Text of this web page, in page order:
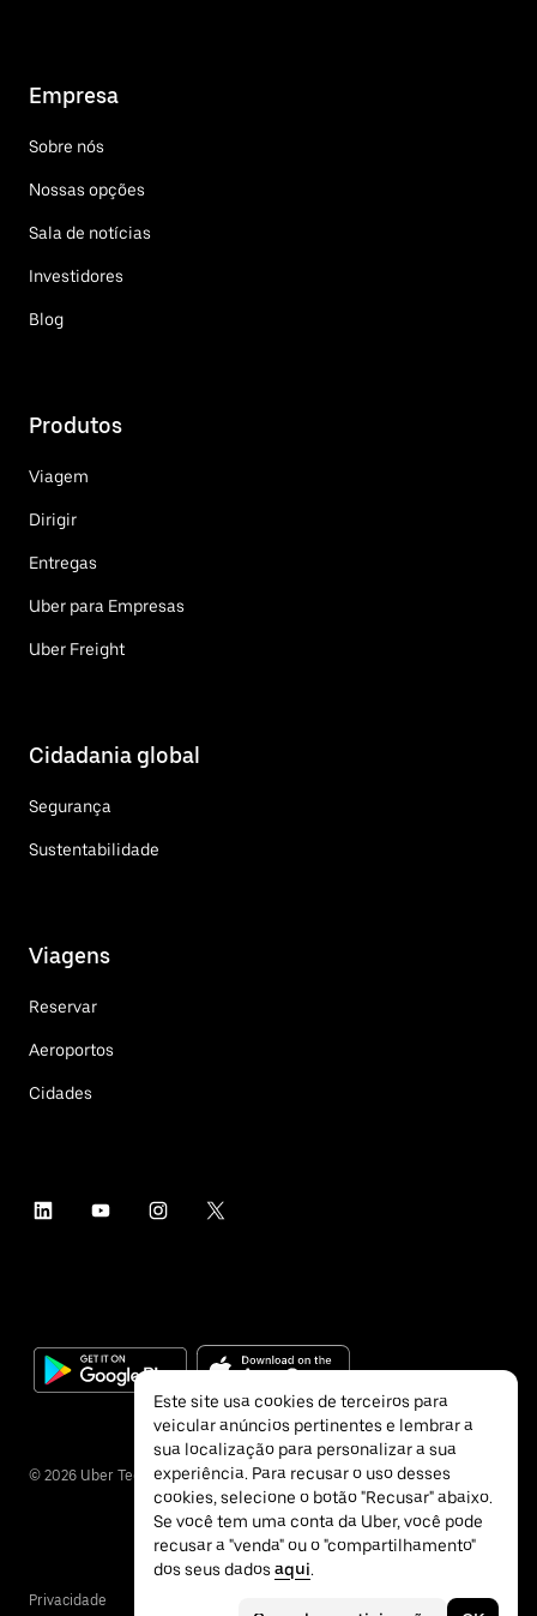
Empresa
Sobre nós
Nossas opções
Sala de notícias
Investidores
Blog
Produtos
Viagem
Dirigir
Entregas
Uber para Empresas
Uber Freight
Cidadania global
Segurança
Sustentabilidade
Viagens
Reservar
Aeroportos
Cidades
© 2026 Uber Technologies Inc.
Privacidade
Este site usa cookies de terceiros para
veicular anúncios pertinentes e lembrar a
sua localização para personalizar a sua
experiência. Para recusar o uso desses
cookies, selecione o botão "Recusar" abaixo.
Se você tem uma conta da Uber, você pode
recusar a "venda" ou o "compartilhamento"
dos seus dados aqui.